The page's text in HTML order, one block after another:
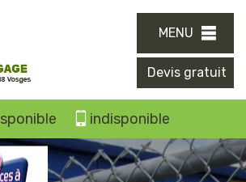
MENU
Devis gratuit
indisponible